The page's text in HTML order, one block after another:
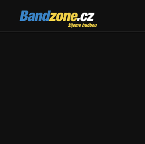
Bandzone.cz
žijeme hudbou